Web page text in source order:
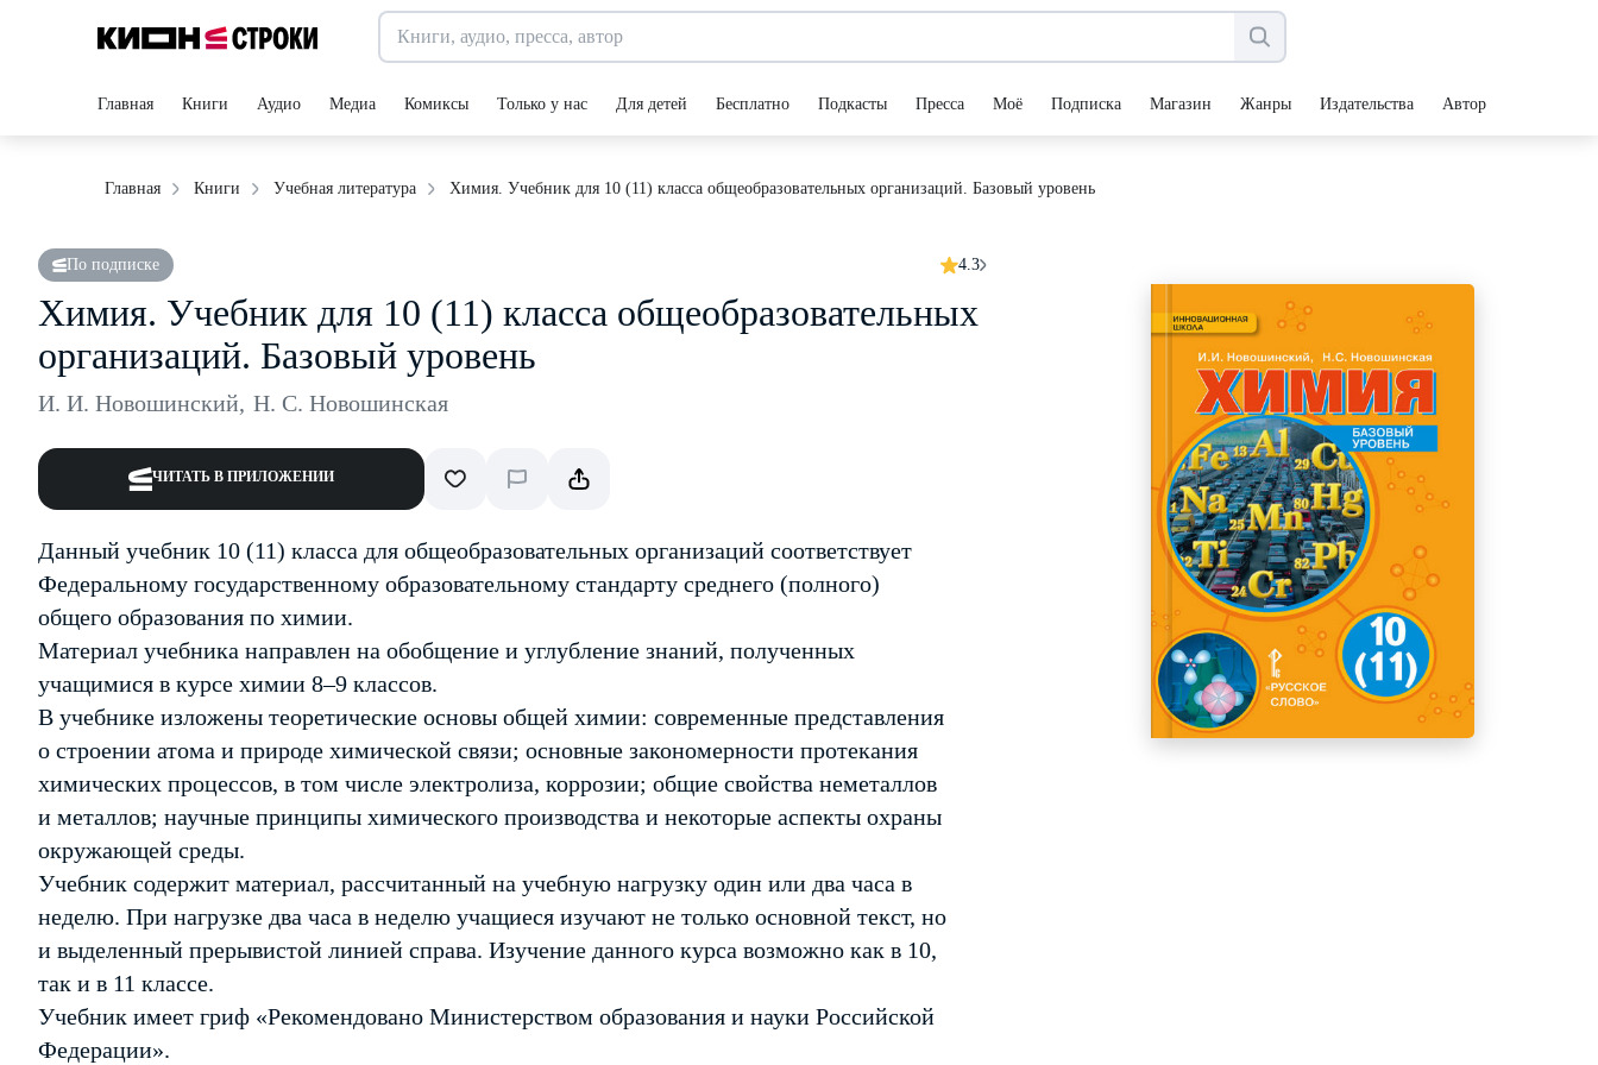
Главная Книги Аудио Медиа Комиксы Только у нас Для детей Бесплатно Подкасты Пресса Моё Подписка Магазин Жанры Издательства Авторы
Главная Книги Учебная литература Химия. Учебник для 10 (11) класса общеобразовательных организаций. Базовый уровень
По подписке 4.3
Химия. Учебник для 10 (11) класса общеобразовательных
организаций. Базовый уровень
И. И. Новошинский, Н. С. Новошинская
ЧИТАТЬ В ПРИЛОЖЕНИИ
Данный учебник 10 (11) класса для общеобразовательных организаций соответствует
Федеральному государственному образовательному стандарту среднего (полного)
общего образования по химии.
Материал учебника направлен на обобщение и углубление знаний, полученных
учащимися в курсе химии 8–9 классов.
В учебнике изложены теоретические основы общей химии: современные представления
о строении атома и природе химической связи; основные закономерности протекания
химических процессов, в том числе электролиза, коррозии; общие свойства неметаллов
и металлов; научные принципы химического производства и некоторые аспекты охраны
окружающей среды.
Учебник содержит материал, рассчитанный на учебную нагрузку один или два часа в
неделю. При нагрузке два часа в неделю учащиеся изучают не только основной текст, но
и выделенный прерывистой линией справа. Изучение данного курса возможно как в 10,
так и в 11 классе.
Учебник имеет гриф «Рекомендовано Министерством образования и науки Российской
Федерации».